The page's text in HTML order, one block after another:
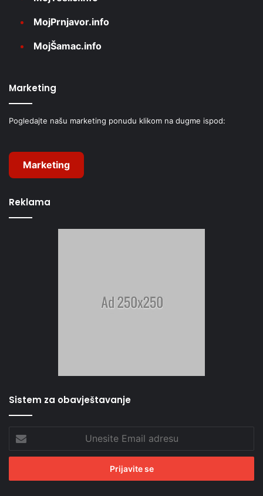
MojPrnjavor.info
MojŠamac.info
Marketing
Pogledajte našu marketing ponudu klikom na dugme ispod:
Marketing
Reklama
Sistem za obavještavanje
Email
adresu